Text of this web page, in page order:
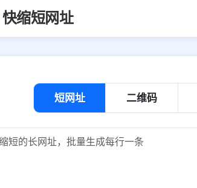
快缩短网址
短网址 二维码